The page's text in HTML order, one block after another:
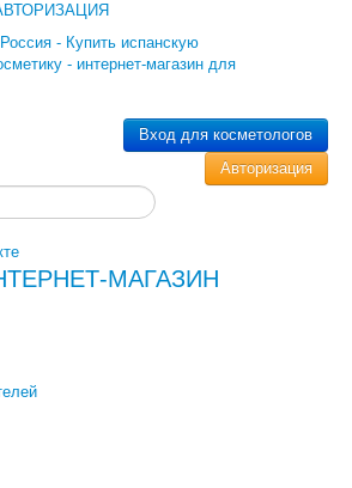
Вход для косметологов
Авторизация
МАГАЗИН